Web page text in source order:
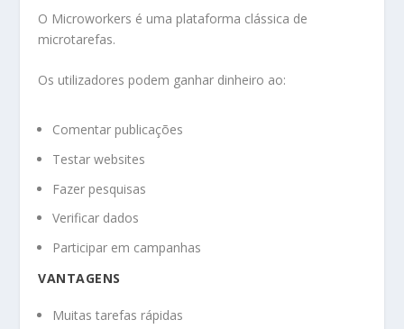
O Microworkers é uma plataforma clássica de
microtarefas.
Os utilizadores podem ganhar dinheiro ao:
Comentar publicações
Testar websites
Fazer pesquisas
Verificar dados
Participar em campanhas
VANTAGENS
Muitas tarefas rápidas